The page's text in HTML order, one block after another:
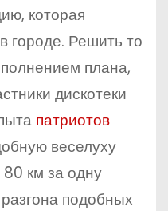
которая
городе. Решить то
плана,
дискотеки
патриотов
веселуху
80 км за одну
подобных